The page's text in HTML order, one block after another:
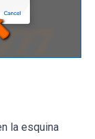
la esquina